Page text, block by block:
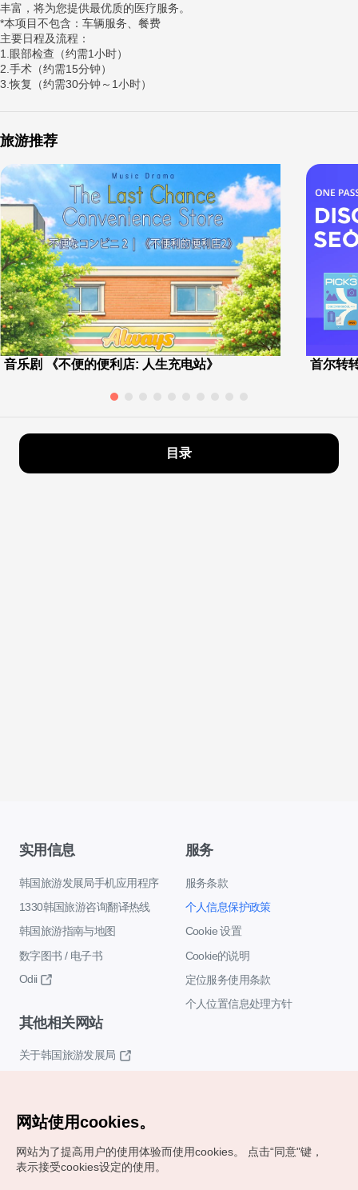
丰富，将为您提供最优质的医疗服务。
*本项目不包含：车辆服务、餐费
主要日程及流程：
1.眼部检查（约需1小时）
2.手术（约需15分钟）
3.恢复（约需30分钟～1小时）
旅游推荐
音乐剧 《不便的便利店: 人生充电站》 首尔转
目录
实用信息
韩国旅游发展局手机应用程序
1330韩国旅游咨询翻译热线
韩国旅游指南与地图
数字图书 / 电子书
Odii
服务
服务条款
个人信息保护政策
Cookie 设置
Cookie的说明
定位服务使用条款
个人位置信息处理方针
其他相关网站
关于韩国旅游发展局
网站使用cookies。
网站为了提高用户的使用体验而使用cookies。
点击“同意"键，
表示接受cookies设定的使用。